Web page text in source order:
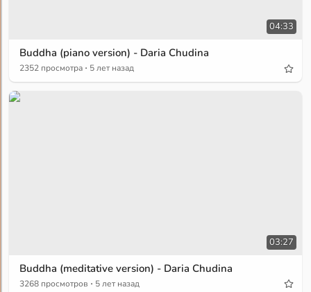
04:33
Buddha (piano version) - Daria Chudina
2352 просмотра · 5 лет назад
03:27
Buddha (meditative version) - Daria Chudina
3268 просмотров · 5 лет назад